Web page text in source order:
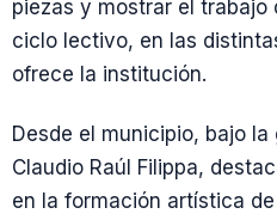
piezas y mostrar el trabajo
ciclo lectivo, en las
ofrece la institución.
Desde el municipio, bajo
Claudio Raúl Filippa,
en la formación artística